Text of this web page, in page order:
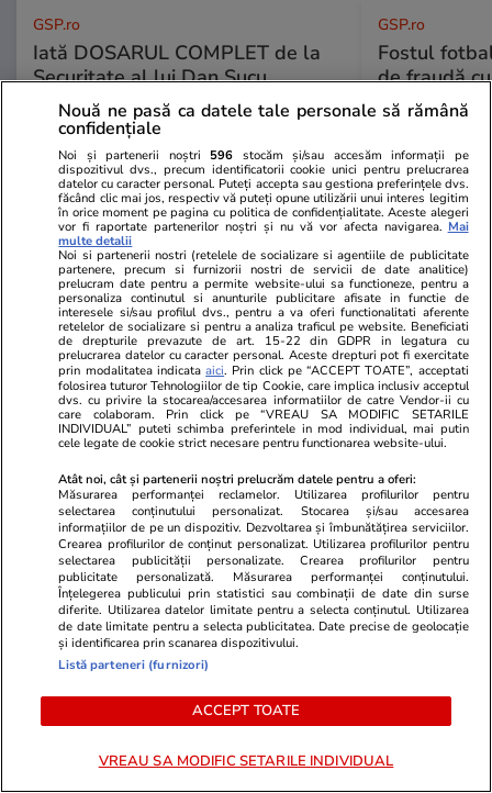
GSP.ro
Iată DOSARUL COMPLET de la
Securitate al lui Dan Șucu,
informatorul „Mircea Crișan”: „Voi
respecta toate indicațiile” +
„Timid, greoi în gândire, bâlbâit.
Un mediocru necesar!”
GSP.ro
Fostul
de fraudă
Profit de
PARTENERI
Nouă ne pasă ca datele tale personale să rămână
confidențiale
Noi și partenerii noștri 596 stocăm și/sau accesăm informații pe
dispozitivul dvs., precum identificatorii cookie unici pentru prelucrarea
datelor cu caracter personal. Puteți accepta sau gestiona preferințele dvs.
făcând clic mai jos, respectiv vă puteți opune utilizării unui interes legitim
în orice moment pe pagina cu politica de confidențialitate. Aceste alegeri
vor fi raportate partenerilor noștri și nu vă vor afecta navigarea. Mai
multe detalii
Noi si partenerii nostri (retelele de socializare si agentiile de publicitate
partenere, precum si furnizorii nostri de servicii de date analitice)
prelucram date pentru a permite website-ului sa functioneze, pentru a
personaliza continutul si anunturile publicitare afisate in functie de
interesele si/sau profilul dvs., pentru a va oferi functionalitati aferente
retelelor de socializare si pentru a analiza traficul pe website. Beneficiati
de drepturile prevazute de art. 15-22 din GDPR in legatura cu
prelucrarea datelor cu caracter personal. Aceste drepturi pot fi exercitate
prin modalitatea indicataaici. Prin click pe “ACCEPT TOATE”, acceptati
folosirea tuturor Tehnologiilor de tip Cookie, care implica inclusiv acceptul
dvs. cu privire la stocarea/accesarea informatiilor de catre Vendor-ii cu
care colaboram. Prin click pe “VREAU SA MODIFIC SETARILE
INDIVIDUAL” puteti schimba preferintele in mod individual, mai putin
cele legate de cookie strict necesare pentru functionarea website-ului.
Atât noi, cât și partenerii noștri prelucrăm datele pentru a oferi:
Măsurarea performanței reclamelor. Utilizarea profilurilor pentru
selectarea conținutului personalizat. Stocarea și/sau accesarea
informațiilor de pe un dispozitiv. Dezvoltarea și îmbunătățirea serviciilor.
Crearea profilurilor de conținut personalizat. Utilizarea profilurilor pentru
selectarea publicității personalizate. Crearea profilurilor pentru
publicitate personalizată. Măsurarea performanței conținutului.
Înțelegerea publicului prin statistici sau combinații de date din surse
diferite. Utilizarea datelor limitate pentru a selecta conținutul. Utilizarea
de date limitate pentru a selecta publicitatea. Date precise de geolocație
și identificarea prin scanarea dispozitivului.
Listă parteneri (furnizori)
ACCEPT TOATE
VREAU SA MODIFIC SETARILE INDIVIDUAL